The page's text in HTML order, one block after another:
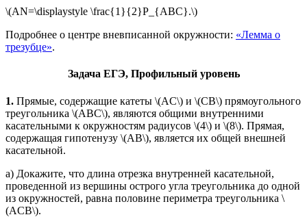
\(AN=\displaystyle \frac{1}{2}P_{ABC}.\)
Подробнее о центре вневписанной окружности: «Лемма о
трезубце».
Задача ЕГЭ, Профильный уровень
1. Прямые, содержащие катеты \(AC\) и \(CB\) прямоугольного
треугольника \(ABC\), являются общими внутренними
касательными к окружностям радиусов \(4\) и \(8\). Прямая,
содержащая гипотенузу \(AB\), является их общей внешней
касательной.
а) Докажите, что длина отрезка внутренней касательной,
проведенной из вершины острого угла треугольника до одной
из окружностей, равна половине периметра треугольника \
(ACB\).